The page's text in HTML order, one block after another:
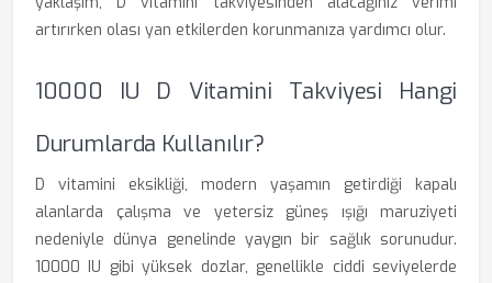
artırırken olası yan etkilerden korunmanıza yardımcı olur.
10000 IU D Vitamini Takviyesi Hangi
Durumlarda Kullanılır?
D vitamini eksikliği, modern yaşamın getirdiği kapalı
alanlarda çalışma ve yetersiz güneş ışığı maruziyeti
nedeniyle dünya genelinde yaygın bir sağlık sorunudur.
10000 IU gibi yüksek dozlar, genellikle ciddi seviyelerde